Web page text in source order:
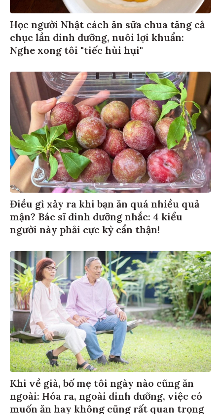
Học người Nhật cách ăn sữa chua tăng cả
chục lần dinh dưỡng, nuôi lợi khuẩn:
Nghe xong tôi "tiếc hùi hụi"
Điều gì xảy ra khi bạn ăn quá nhiều quả
mận? Bác sĩ dinh dưỡng nhắc: 4 kiểu
người này phải cực kỳ cẩn thận!
Khi về già, bố mẹ tôi ngày nào cũng ăn
ngoài: Hóa ra, ngoài dinh dưỡng, việc có
muốn ăn hay không cũng rất quan trọng